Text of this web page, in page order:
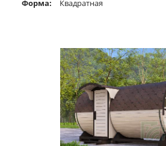
Форма: Квадратная